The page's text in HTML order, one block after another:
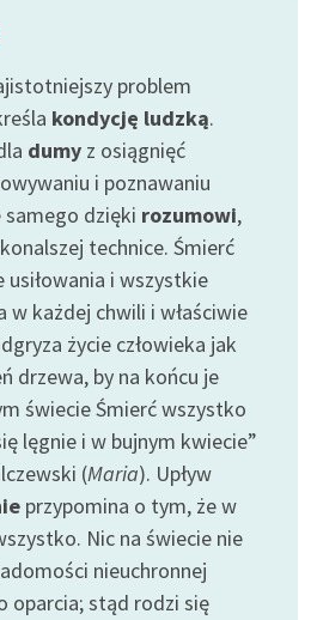
problem
kondycję ludzką.
dumy z osiągnięć
i poznawaniu
dzięki rozumowi,
technice. Śmierć
usiłowania i wszystkie
w każdej chwili i właściwie
życie człowieka jak
drzewa, by na końcu je
świecie Śmierć wszystko
lęgnie i w bujnym kwiecie”
(Maria). Upływ
przypomina o tym, że w
Nic na świecie nie
nieuchronnej
oparcia; stąd rodzi się